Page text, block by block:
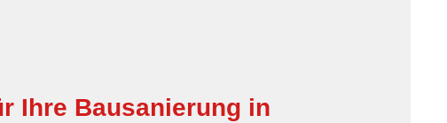
Ihre Bausanierung in